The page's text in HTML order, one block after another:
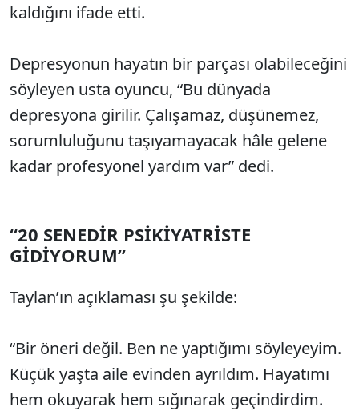
kaldığını ifade etti.
Depresyonun hayatın bir parçası olabileceğini
söyleyen usta oyuncu, “Bu dünyada
depresyona girilir. Çalışamaz, düşünemez,
sorumluluğunu taşıyamayacak hâle gelene
kadar profesyonel yardım var” dedi.
“20 SENEDİR PSİKİYATRİSTE
GİDİYORUM”
Taylan’ın açıklaması şu şekilde:
“Bir öneri değil. Ben ne yaptığımı söyleyeyim.
Küçük yaşta aile evinden ayrıldım. Hayatımı
hem okuyarak hem sığınarak geçindirdim.